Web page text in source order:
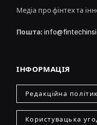
Медіа про фінтех та
Пошта:
ІНФОРМАЦІЯ
Редакційна
Користувацька